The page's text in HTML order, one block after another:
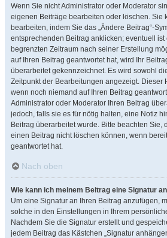
Wenn Sie nicht Administrator oder Moderator
eigenen Beiträge bearbeiten oder löschen. Sie
bearbeiten, indem Sie das „Ändere Beitrag“-
entsprechenden Beitrag anklicken; eventuell ist
begrenzten Zeitraum nach seiner Erstellung
auf Ihren Beitrag geantwortet hat, wird Ihr
überarbeitet gekennzeichnet. Es wird sowohl
Zeitpunkt der Bearbeitungen angezeigt. Dieser
wenn noch niemand auf Ihren Beitrag
Administrator oder Moderator Ihren Beitrag
jedoch, falls sie es für nötig halten, eine Notiz
Beitrag überarbeitet wurde. Bitte beachten Sie,
einen Beitrag nicht löschen können, wenn
geantwortet hat.
Nach oben
Wie kann ich meinem Beitrag eine Signatur
Um eine Signatur an Ihren Beitrag anzufügen,
solche in den Einstellungen in Ihrem
Nachdem Sie die Signatur erstellt und
jedem Beitrag das Kästchen „Signatur